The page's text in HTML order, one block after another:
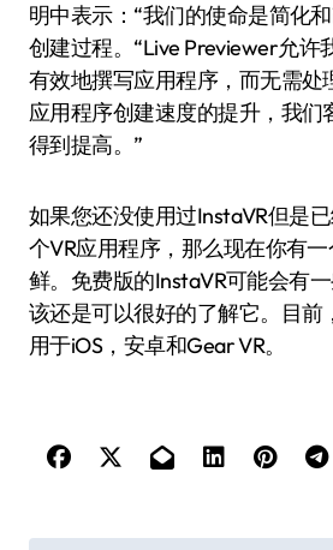
明中表示：“我们的使命是简化
创建过程。“Live Previewer允许
有效地撰写应用程序，而无需处
应用程序创建速度的提升，我们
得到提高。”
如果您还没使用过InstaVR但是
个VR应用程序，那么现在你有
鲜。免费版的InstaVR可能会有
该还是可以很好的了解它。目前
用于iOS，安卓和Gear VR。